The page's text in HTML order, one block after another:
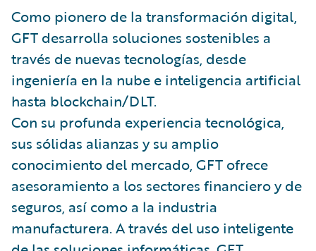
Como pionero de la transformación digital,
GFT desarrolla soluciones sostenibles a
través de nuevas tecnologías, desde
ingeniería en la nube e inteligencia artificial
hasta blockchain/DLT.
Con su profunda experiencia tecnológica,
sus sólidas alianzas y su amplio
conocimiento del mercado, GFT ofrece
asesoramiento a los sectores financiero y de
seguros, así como a la industria
manufacturera. A través del uso inteligente